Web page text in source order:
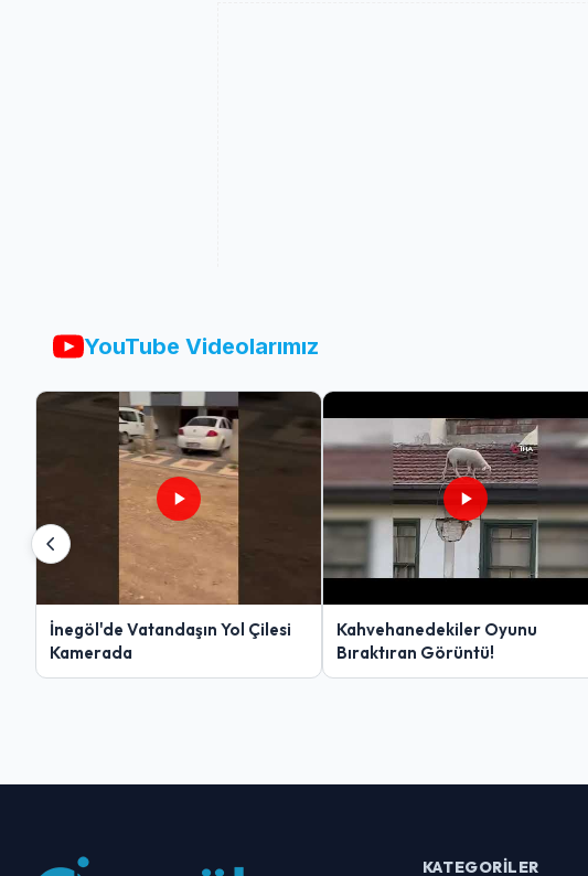
YouTube Videolarımız
İnegöl'de Vatandaşın Yol Çilesi
Kamerada
Kahvehanedekiler Oyunu
Bıraktıran Görüntü!
KATEGORILER